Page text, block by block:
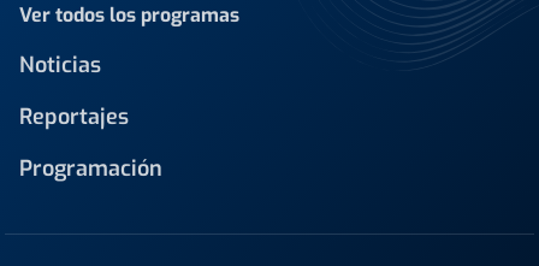
Ver todos los programas
Noticias
Reportajes
Programación